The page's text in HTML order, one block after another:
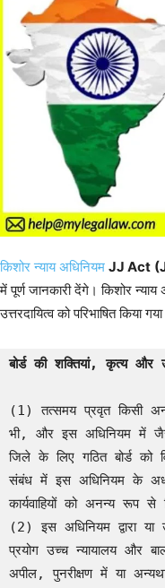
किशोर न्याय अधिनियम JJ Act
में पूर्ण जानकारी देंगे। किशोर
उत्तरदायित्व को परिभाषित किया
बोर्ड की शक्तियां, कृत्य और
(1) तत्समय प्रवृत किसी
भी, और इस अधिनियम में
जिले के लिए गठित बोर्ड को
संबंध में इस अधिनियम के
कार्यवाहियों को अनन्य रूप से
(2) इस अधिनियम द्वारा या
प्रयोग उच्च न्यायालय और
अपील, पुनरीक्षण में या